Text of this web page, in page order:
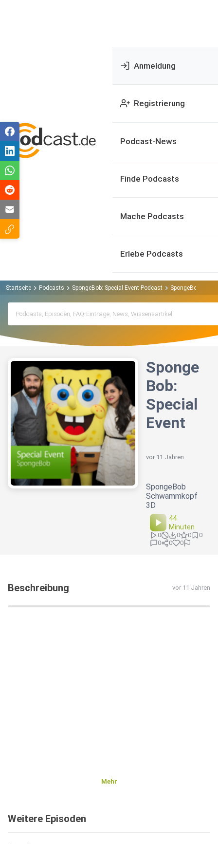
Anmeldung
Registrierung
Podcast-News
Finde Podcasts
Mache Podcasts
Erlebe Podcasts
Startseite Podcasts SpongeBob: Special Event Podcast SpongeBob:
Sponge
Bob:
Special
Event
vor 11 Jahren
SpongeBob
Schwammkopf
3D
44
Minuten
0 0 0
0
0
0 0
Beschreibung vor 11 Jahren
Mehr
Weitere Episoden